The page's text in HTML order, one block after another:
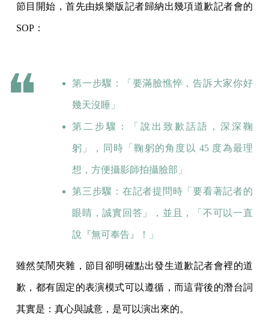
節目開始，首先由娛樂版記者歸納出幾項道歉記者會的
SOP：
第一步驟：「要滿臉憔悴，告訴大家你好
幾天沒睡」
第二步驟：「說出致歉話語，深深鞠
躬」，同時「鞠躬的角度以 45 度為最理
想，方便攝影師拍攝臉部」
第三步驟：在記者提問時「要看著記者的
眼睛，誠實回答」，並且，「不可以一直
說『無可奉告』！」
雖然笑鬧夾雜，節目卻明確點出發生道歉記者會裡的道
歉，都有固定的表演模式可以遵循，而這背後的潛台詞
其實是：真心與誠意，是可以演出來的。